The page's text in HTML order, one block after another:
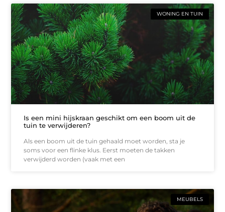
WONING EN TUIN
Is een mini hijskraan geschikt om een boom uit de
tuin te verwijderen?
Als een boom uit de tuin gehaald moet worden, sta je
soms voor een flinke klus. Eerst moeten de takken
verwijderd worden (vaak met een
MEUBELS